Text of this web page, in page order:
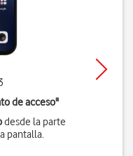
de acceso"
desde la parte
pantalla.